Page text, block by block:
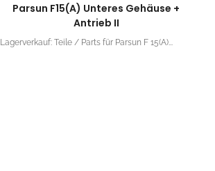
Parsun F15(A) Unteres Gehäuse +
Antrieb II
Lagerverkauf: Teile / Parts für Parsun F 15(A)...